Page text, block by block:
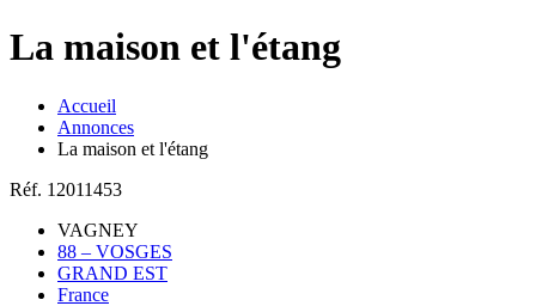
La maison et l'étang
Accueil
Annonces
La maison et l'étang
Réf. 12011453
VAGNEY
88 – VOSGES
GRAND EST
France